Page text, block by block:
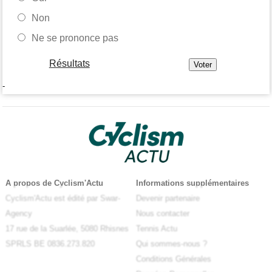
Non
Ne se prononce pas
Résultats
-
A propos de Cyclism'Actu
Cyclism'Actu est édité par Swar-
Agency
17 rue de la Suarlée, 5080 Rhisnes
SPRLS BE 0836.273.820
Informations supplémentaires
Devenir partenaire
Nous contacter
Tennis Actu
Qui sommes-nous ?
Conditions Générales